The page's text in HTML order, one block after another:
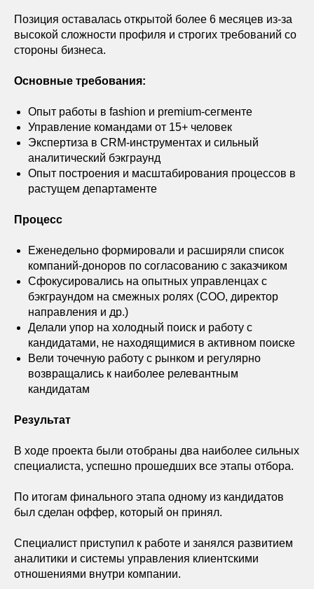
Позиция оставалась открытой более 6 месяцев из-за
высокой сложности профиля и строгих требований со
стороны бизнеса.
Основные требования:
Опыт работы в fashion и premium-сегменте
Управление командами от 15+ человек
Экспертиза в CRM-инструментах и сильный
аналитический бэкграунд
Опыт построения и масштабирования процессов в
растущем департаменте
Процесс
Еженедельно формировали и расширяли список
компаний-доноров по согласованию с заказчиком
Сфокусировались на опытных управленцах с
бэкграундом на смежных ролях (COO, директор
направления и др.)
Делали упор на холодный поиск и работу с
кандидатами, не находящимися в активном поиске
Вели точечную работу с рынком и регулярно
возвращались к наиболее релевантным
кандидатам
Результат
В ходе проекта были отобраны два наиболее сильных
специалиста, успешно прошедших все этапы отбора.
По итогам финального этапа одному из кандидатов
был сделан оффер, который он принял.
Специалист приступил к работе и занялся развитием
аналитики и системы управления клиентскими
отношениями внутри компании.